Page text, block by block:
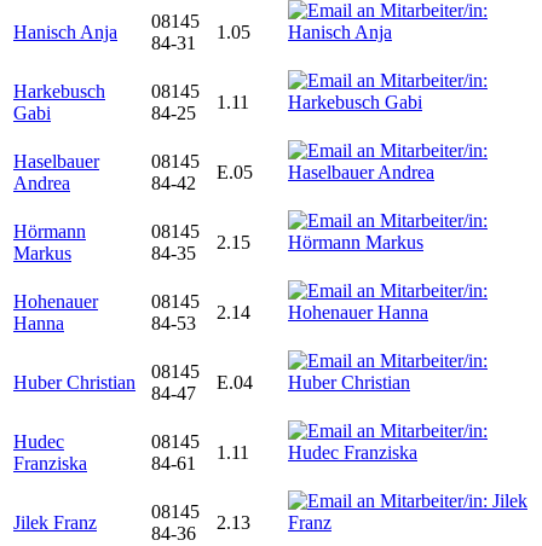
Hanisch Anja
08145
84-31
1.05
Harkebusch
Gabi
08145
84-25
1.11
Haselbauer
Andrea
08145
84-42
E.05
Hörmann
Markus
08145
84-35
2.15
Hohenauer
Hanna
08145
84-53
2.14
Huber Christian
08145
84-47
E.04
Hudec
Franziska
08145
84-61
1.11
Jilek Franz
08145
84-36
2.13